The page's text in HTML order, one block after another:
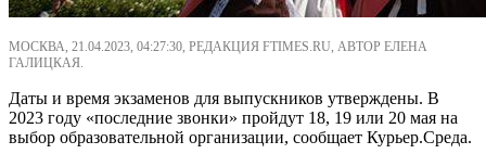
МОСКВА, 21.04.2023, 04:27:30, РЕДАКЦИЯ FTIMES.RU, АВТОР ЕЛЕНА
ГАЛИЦКАЯ.
Даты и время экзаменов для выпускников утверждены. В
2023 году «последние звонки» пройдут 18, 19 или 20 мая на
выбор образовательной организации, сообщает Курьер.Среда.